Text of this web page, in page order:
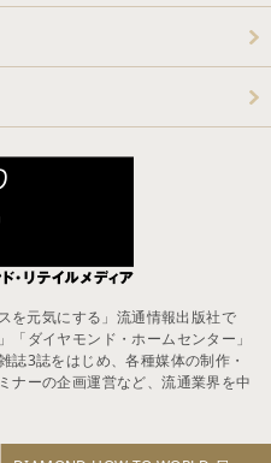
を元気にする」流通情報出版社で
ダイヤモンド・ホームセンター」
誌3誌をはじめ、各種媒体の制作・
ナーの企画運営など、流通業界を中